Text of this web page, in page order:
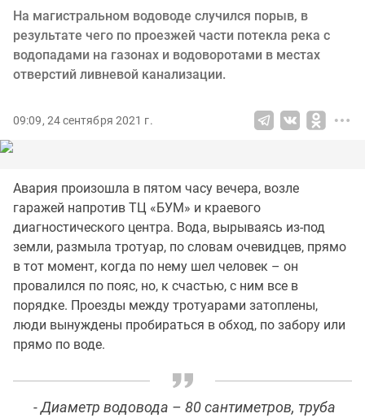
На магистральном водоводе случился порыв, в
результате чего по проезжей части потекла река с
водопадами на газонах и водоворотами в местах
отверстий ливневой канализации.
09:09, 24 сентября 2021 г.
Авария произошла в пятом часу вечера, возле
гаражей напротив ТЦ «БУМ» и краевого
диагностического центра. Вода, вырываясь из-под
земли, размыла тротуар, по словам очевидцев, прямо
в тот момент, когда по нему шел человек – он
провалился по пояс, но, к счастью, с ним все в
порядке. Проезды между тротуарами затоплены,
люди вынуждены пробираться в обход, по забору или
прямо по воде.
- Диаметр водовода – 80 сантиметров, труба